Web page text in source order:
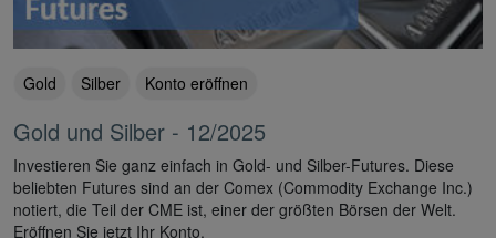
Gold Silber Konto eröffnen
Gold und Silber - 12/2025
Investieren Sie ganz einfach in Gold- und Silber-Futures. Diese
beliebten Futures sind an der Comex (Commodity Exchange Inc.)
notiert, die Teil der CME ist, einer der größten Börsen der Welt.
Eröffnen Sie jetzt Ihr Konto.